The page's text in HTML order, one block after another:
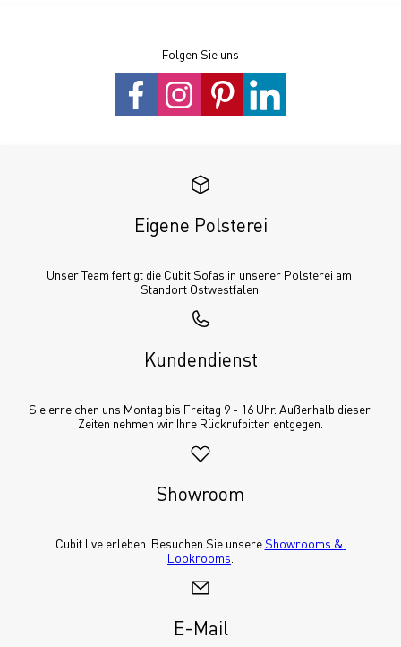
Folgen Sie uns
Eigene Polsterei
Unser Team fertigt die Cubit Sofas in unserer Polsterei am
Standort Ostwestfalen.
Kundendienst
Sie erreichen uns Montag bis Freitag 9 - 16 Uhr. Außerhalb dieser
Zeiten nehmen wir Ihre Rückrufbitten entgegen.
Showroom
Cubit live erleben. Besuchen Sie unsere Showrooms &
Lookrooms
E-Mail